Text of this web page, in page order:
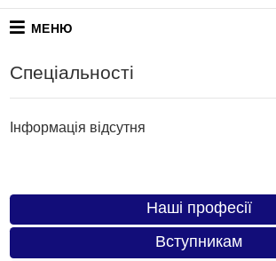
МЕНЮ
Спеціальності
Інформація відсутня
Наші професії
Вступникам